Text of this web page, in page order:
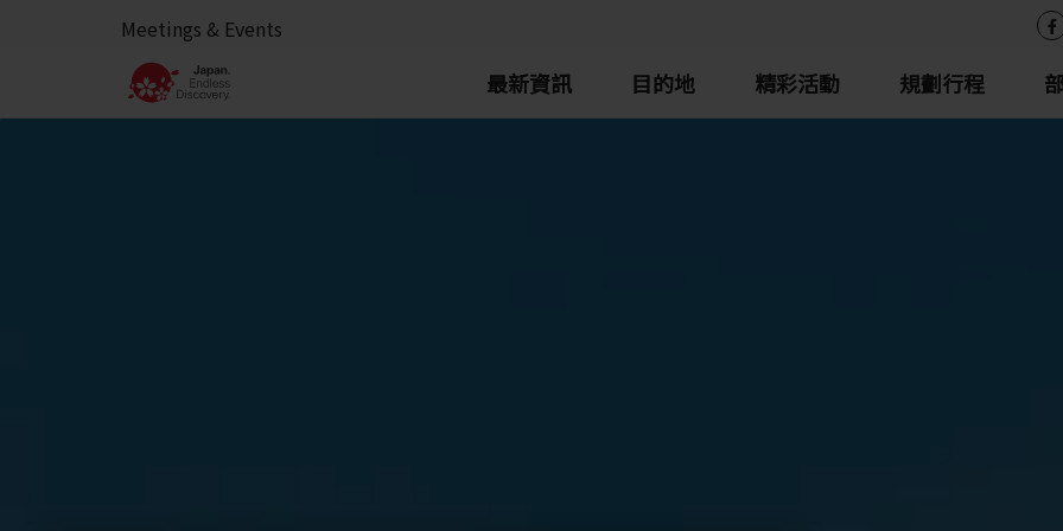
Meetings & Events
最新資訊 目的地 精彩活動 規劃行程